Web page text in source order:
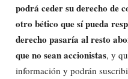
podrá ceder su derecho de
otro bético que sí pueda
derecho pasaría al resto
que no sean accionistas, y
información y podrán